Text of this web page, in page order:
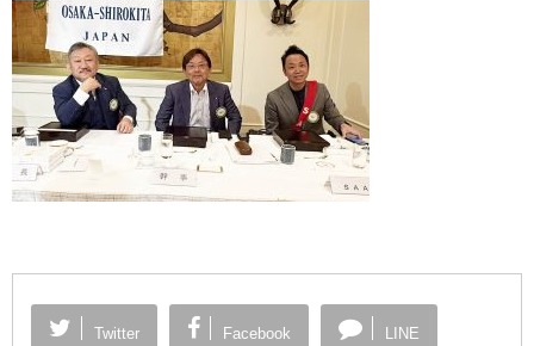
Twitter Facebook LINE